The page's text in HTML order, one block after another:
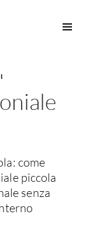
Piscine
Irrigazione
in Legno
Pergole
Piante
come
piccola
senza